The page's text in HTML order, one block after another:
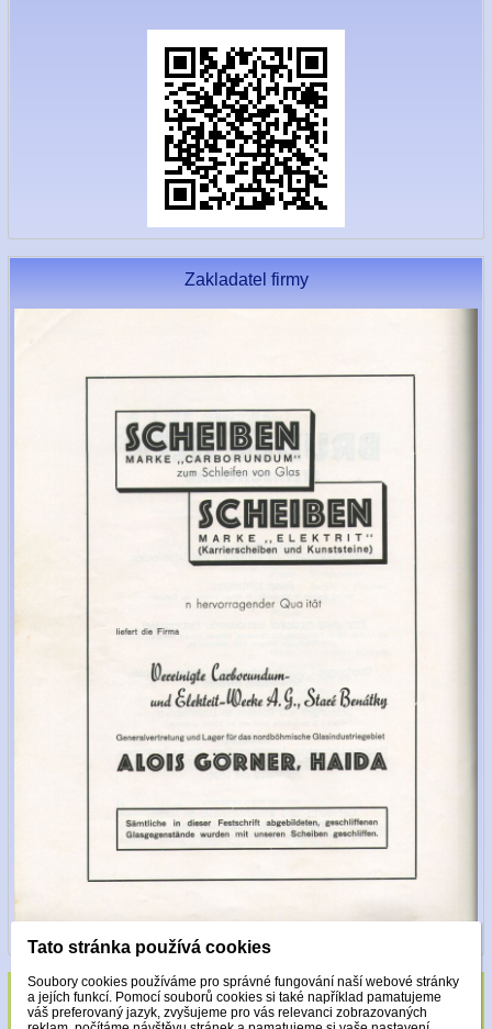
Zakladatel firmy
Sklo zdobeno pouze krystaly Made with
Tato stránka používá cookies
Soubory cookies používáme pro správné fungování naší webové stránky
a jejích funkcí. Pomocí souborů cookies si také například pamatujeme
váš preferovaný jazyk, zvyšujeme pro vás relevanci zobrazovaných